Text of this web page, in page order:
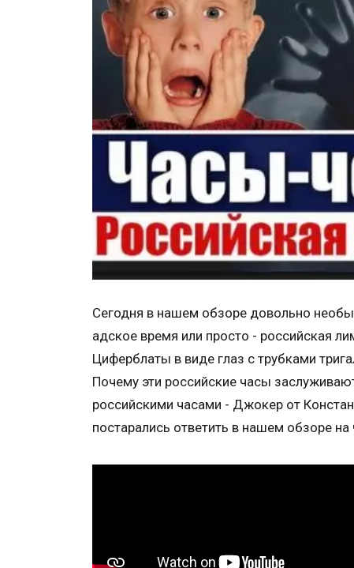
Сегодня в нашем обзоре довольно
адское время или просто - российская
Циферблаты в виде глаз с трубками
Почему эти российские часы
российскими часами - Джокер от
постарались ответить в нашем обзоре